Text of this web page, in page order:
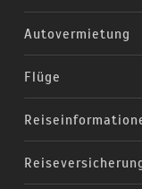
Autovermietung
Flüge